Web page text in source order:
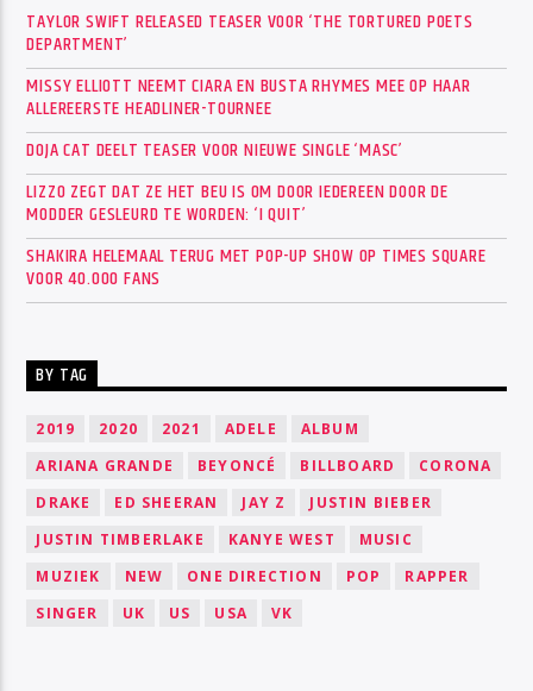
TAYLOR SWIFT RELEASED TEASER VOOR ‘THE TORTURED POETS
DEPARTMENT’
MISSY ELLIOTT NEEMT CIARA EN BUSTA RHYMES MEE OP HAAR
ALLEREERSTE HEADLINER-TOURNEE
DOJA CAT DEELT TEASER VOOR NIEUWE SINGLE ‘MASC’
LIZZO ZEGT DAT ZE HET BEU IS OM DOOR IEDEREEN DOOR DE
MODDER GESLEURD TE WORDEN: ‘I QUIT’
SHAKIRA HELEMAAL TERUG MET POP-UP SHOW OP TIMES SQUARE
VOOR 40.000 FANS
BY TAG
2019 2020 2021 ADELE
ALBUM
ARIANA GRANDE
BEYONCÉ BILLBOARD
CORONA
DRAKE
ED SHEERAN JAY Z
JUSTIN BIEBER
JUSTIN TIMBERLAKE
KANYE WEST
MUSIC
MUZIEK
NEW ONE DIRECTION POP
RAPPER
SINGER
UK US USA VK